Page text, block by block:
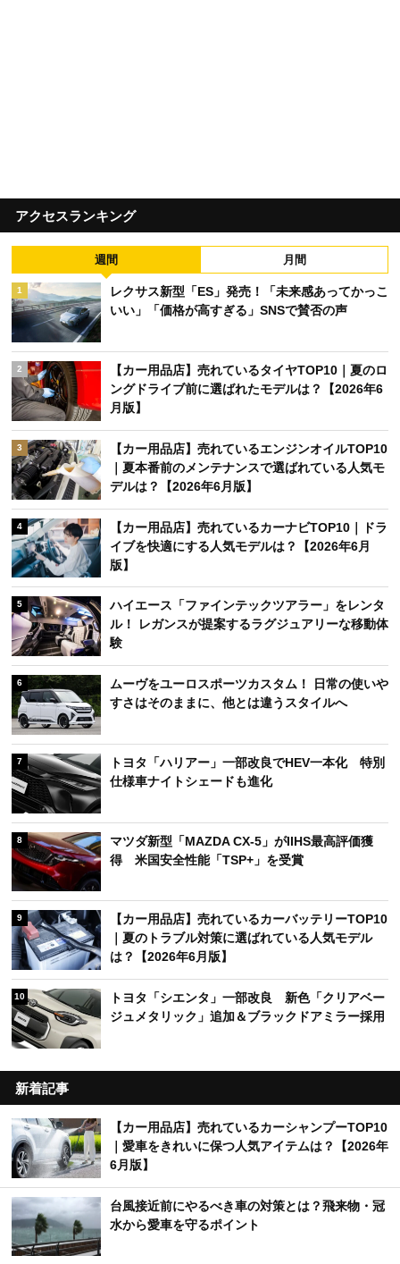
アクセスランキング
週間 月間
1
レクサス新型「ES」発売！「未来感あってかっこ
いい」「価格が高すぎる」SNSで賛否の声
2
【カー用品店】売れているタイヤTOP10｜夏のロ
ングドライブ前に選ばれたモデルは？【2026年6
月版】
3
【カー用品店】売れているエンジンオイルTOP10
｜夏本番前のメンテナンスで選ばれている人気モ
デルは？【2026年6月版】
4
【カー用品店】売れているカーナビTOP10｜ドラ
イブを快適にする人気モデルは？【2026年6月
版】
5
ハイエース「ファインテックツアラー」をレンタ
ル！ レガンスが提案するラグジュアリーな移動体
験
6
ムーヴをユーロスポーツカスタム！ 日常の使いや
すさはそのままに、他とは違うスタイルへ
7
トヨタ「ハリアー」一部改良でHEV一本化 特別
仕様車ナイトシェードも進化
8
マツダ新型「MAZDA CX-5」がIIHS最高評価獲
得 米国安全性能「TSP+」を受賞
9
【カー用品店】売れているカーバッテリーTOP10
｜夏のトラブル対策に選ばれている人気モデル
は？【2026年6月版】
10
トヨタ「シエンタ」一部改良 新色「クリアベー
ジュメタリック」追加＆ブラックドアミラー採用
新着記事
【カー用品店】売れているカーシャンプーTOP10
｜愛車をきれいに保つ人気アイテムは？【2026年
6月版】
台風接近前にやるべき車の対策とは？飛来物・冠
水から愛車を守るポイント